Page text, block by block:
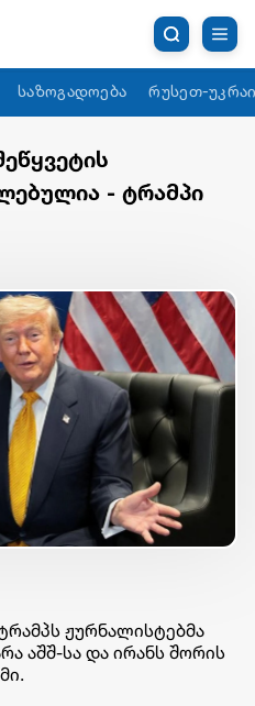
საზოგადოება რუსეთ-
- ტრამპი
ჟურნალისტებმა
აშშ-სა და ირანს შორის